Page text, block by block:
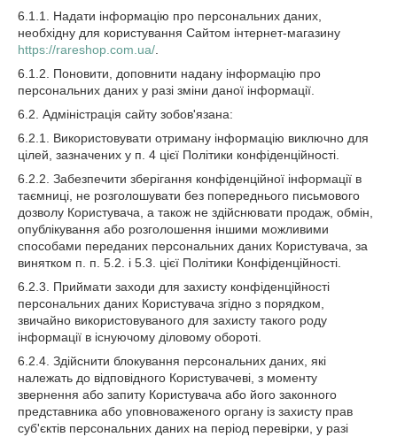
6.1.1. Надати інформацію про персональних даних,
необхідну для користування Сайтом інтернет-магазину
https://rareshop.com.ua/
6.1.2. Поновити, доповнити надану інформацію про
персональних даних у разі зміни даної інформації.
6.2. Адміністрація сайту зобов'язана:
6.2.1. Використовувати отриману інформацію виключно для
цілей, зазначених у п. 4 цієї Політики конфіденційності.
6.2.2. Забезпечити зберігання конфіденційної інформації в
таємниці, не розголошувати без попереднього письмового
дозволу Користувача, а також не здійснювати продаж, обмін,
опублікування або розголошення іншими можливими
способами переданих персональних даних Користувача, за
винятком п. п. 5.2. і 5.3. цієї Політики Конфіденційності.
6.2.3. Приймати заходи для захисту конфіденційності
персональних даних Користувача згідно з порядком,
звичайно використовуваного для захисту такого роду
інформації в існуючому діловому обороті.
6.2.4. Здійснити блокування персональних даних, які
належать до відповідного Користувачеві, з моменту
звернення або запиту Користувача або його законного
представника або уповноваженого органу із захисту прав
суб'єктів персональних даних на період перевірки, у разі